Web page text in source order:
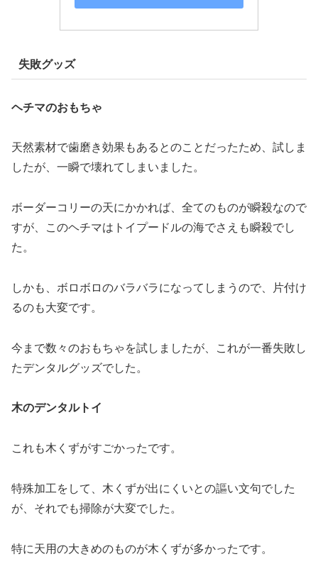
失敗グッズ
ヘチマのおもちゃ
天然素材で歯磨き効果もあるとのことだったため、試しま
したが、一瞬で壊れてしまいました。
ボーダーコリーの天にかかれば、全てのものが瞬殺なので
すが、このヘチマはトイプードルの海でさえも瞬殺でし
た。
しかも、ボロボロのバラバラになってしまうので、片付け
るのも大変です。
今まで数々のおもちゃを試しましたが、これが一番失敗し
たデンタルグッズでした。
木のデンタルトイ
これも木くずがすごかったです。
特殊加工をして、木くずが出にくいとの謳い文句でした
が、それでも掃除が大変でした。
特に天用の大きめのものが木くずが多かったです。